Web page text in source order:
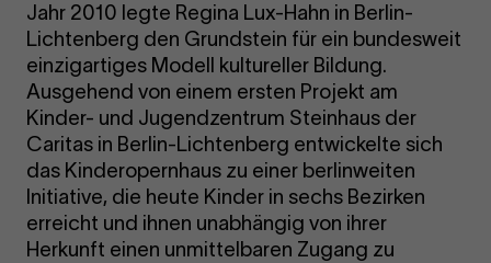
Jahr 2010 legte Regina Lux-Hahn in Berlin-
Lichtenberg den Grundstein für ein bundesweit
einzigartiges Modell kultureller Bildung.
Ausgehend von einem ersten Projekt am
Kinder- und Jugendzentrum Steinhaus der
Caritas in Berlin-Lichtenberg entwickelte sich
das Kinderopernhaus zu einer berlinweiten
Initiative, die heute Kinder in sechs Bezirken
erreicht und ihnen unabhängig von ihrer
Herkunft einen unmittelbaren Zugang zu